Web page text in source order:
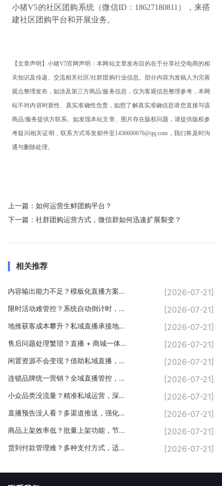
小猪V5的社区团购系统 （微信ID： 18627180811 ），来搭
建社区团购平台和开展业务。
【文章声明】小猪V5官网声明：本网站文章发布目的在于分享社交电商的相
关知识及传递、交流相关社区/社群团购行业信息。部分内容为发稿人为完善
观点整理发布，如涉及第三方商品/服务信息，仅为客观信息整理参考，本网
站不对内容时新性、真实准确性负责，如想了解真实准确信息请您直接与该
商品/服务提供方联系。如发现本站文章、图片存在版权问题，请提供版权参
考疑问相关证明，联系方式等发邮件至1436600676@qq.com，我们将及时沟
通与删除处理。
上一篇： 如何运营生鲜团购平台？
下一篇： 社群团购运营方式，微信群如何迅速扩展裂变？
相关推荐
内容输出能力不足？模板化直播方案，轻松输出优质内容 [2026-07-21]
限时活动难管控？系统自动倒计时，规范直播营销玩法 [2026-07-21]
地推获客成本攀升？私域直播承接地推流量，长效变现 [2026-07-21]
售后问题处理繁琐？直播 + 商城一体化，售后流程简化 [2026-07-21]
闲置资源不会变现？借助私域直播，盘活自身人脉流量 [2026-07-21]
连锁品牌统一营销？全域直播管控，品牌形象一体化 [2026-07-21]
小众品类没流量？精准私域运营，深耕垂直客户 [2026-07-21]
直播预告没人看？多渠道推送，强化私域曝光 [2026-07-21]
商品上架效率低？批量上架功能，节省直播筹备时间 [2026-07-21]
货到付款管理难？多种支付方式，适配线下私域场景 [2026-07-21]